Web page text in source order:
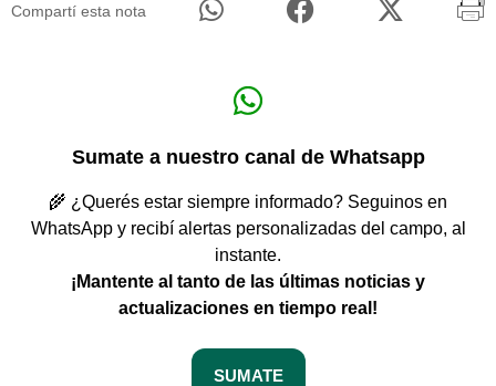
Compartí esta nota
Sumate a nuestro canal de Whatsapp
🌾 ¿Querés estar siempre informado? Seguinos en
WhatsApp y recibí alertas personalizadas del campo, al
instante.
¡Mantente al tanto de las últimas noticias y
actualizaciones en tiempo real!
SUMATE